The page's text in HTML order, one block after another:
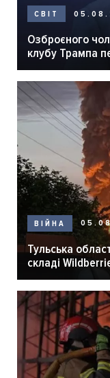
СВІТ
Озброєного
клубу Трампа
ВІЙНА
Тульська
складі